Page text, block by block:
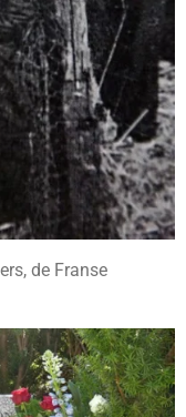
de Franse